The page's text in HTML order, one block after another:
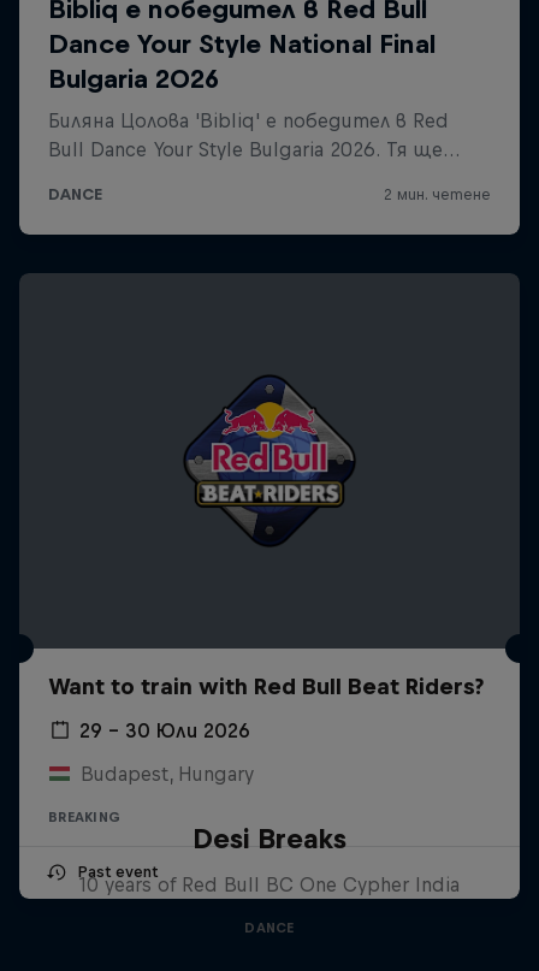
Want to train with Red Bull Beat Riders?
29 – 30 Юли 2026
Budapest, Hungary
BREAKING
Past event
Desi Breaks
10 years of Red Bull BC One Cypher India
DANCE